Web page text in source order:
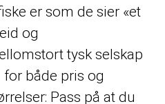
er som de sier «et
og
tysk selskap
både pris og
Pass på at du